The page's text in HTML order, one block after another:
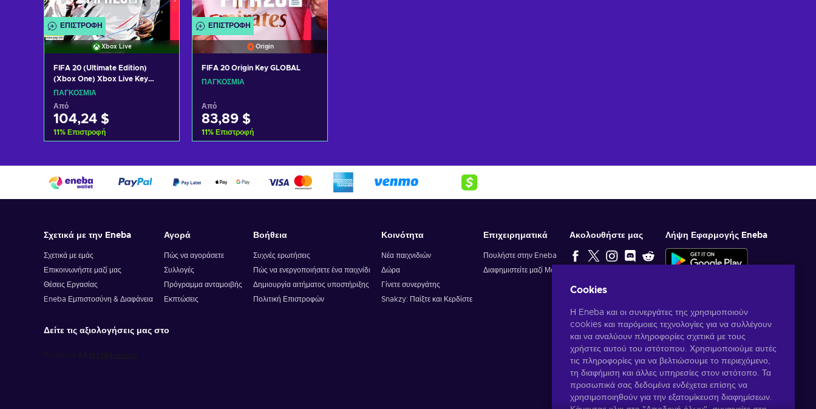
ΕΠΙΣΤΡΟΦΉ
Xbox Live
FIFA 20 (Ultimate Edition)
(Xbox One) Xbox Live Key
GLOBAL
ΠΑΓΚΌΣΜΙΑ
Από
104,24 $
11% Επιστροφή
Δείτε προσφορές
ΕΠΙΣΤΡΟΦΉ
Origin
FIFA 20 Origin Key GLOBAL
ΠΑΓΚΌΣΜΙΑ
Από
83,89 $
11% Επιστροφή
Δείτε προσφορές
Σχετικά με την Eneba
Σχετικά με εμάς
Επικοινωνήστε μαζί μας
Θέσεις Εργασίας
Eneba Εμπιστοσύνη & Διαφάνεια
Αγορά
Πώς να αγοράσετε
Συλλογές
Πρόγραμμα ανταμοιβής
Εκπτώσεις
Βοήθεια
Συχνές ερωτήσεις
Πώς να ενεργοποιήσετε ένα παιχνίδι
Δημιουργία αιτήματος υποστήριξης
Πολιτική Επιστροφών
Κοινότητα
Νέα παιχνιδιών
Δώρα
Γίνετε συνεργάτης
Snakzy: Παίξτε και Κερδίστε
Επιχειρηματικά
Πουλήστε στην Eneba
Διαφημιστείτε μαζί Μας
Ακολουθήστε μας
ΕΠΙΛΟΓΉ
ΣΥΝΤΆΚΤΗ
Λήψη Εφαρμογής Eneba
Δείτε τις αξιολογήσεις μας στο
Cookies
Η Eneba και οι συνεργάτες της χρησιμοποιούν
cookies και παρόμοιες τεχνολογίες για να συλλέγουν
και να αναλύουν πληροφορίες σχετικά με τους
χρήστες αυτού του ιστότοπου. Χρησιμοποιούμε αυτές
τις πληροφορίες για να βελτιώσουμε το περιεχόμενο,
τη διαφήμιση και άλλες υπηρεσίες στον ιστότοπο. Τα
προσωπικά σας δεδομένα ενδέχεται επίσης να
χρησιμοποιηθούν για την εξατομίκευση διαφημίσεων.